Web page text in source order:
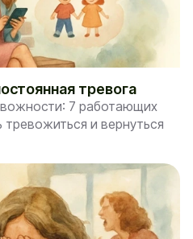
тревога
7 работающих
тревожиться и вернуться